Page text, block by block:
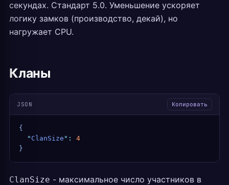
секундах. Стандарт 5.0. Уменьшение ускоряет
логику замков (производство, декай), но
нагружает CPU.
Кланы
JSON Копировать
{
  "
ClanSize " :
4
}
ClanSize - максимальное число участников в